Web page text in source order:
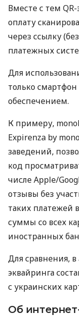
Вместе с тем
оплату
через ссылку
платежных
Для
только
обеспечением.
К примеру,
Expirenza by
заведений,
код
числе Apple/
отзывы без
таких платежей
суммы со всех
иностранных
Для сравнения, в
эквайринга
с украинских
Об